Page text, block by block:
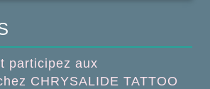
participez aux
CHRYSALIDE TATTOO